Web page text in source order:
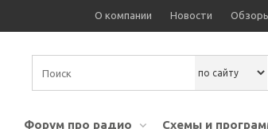
О компании Новости
Форум про радио Схемы и